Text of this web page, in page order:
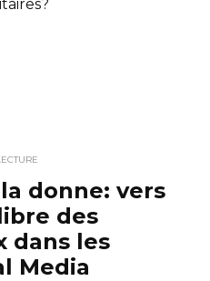
donne: vers
des
dans les
Media